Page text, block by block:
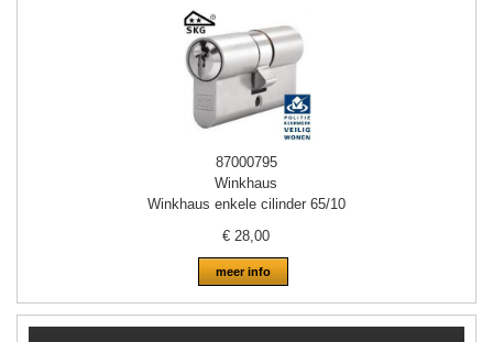
87000795
Winkhaus
Winkhaus enkele cilinder 65/10
€28,00
meer info